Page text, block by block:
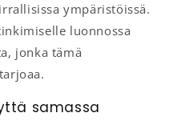
ympäristöissä.
luonnossa
jonka tämä
samassa